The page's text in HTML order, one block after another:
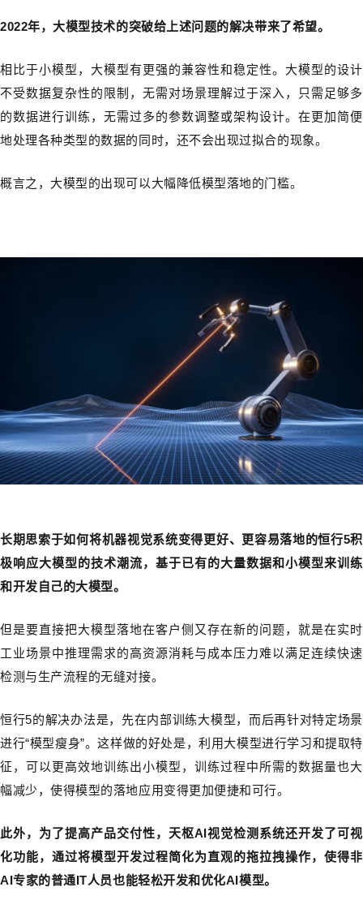
2022年，大模型技术的突破给上述问题的解决带来了希望。
相比于小模型，大模型有更强的兼容性和稳定性。大模型的设计
不受数据复杂性的限制，无需对场景理解过于深入，只需足够多
的数据进行训练，无需过多的参数调整或架构设计。在更加简便
地处理各种类型的数据的同时，还不会出现过拟合的现象。
概言之，大模型的出现可以大幅降低模型落地的门槛。
长期思索于如何将机器视觉系统变得更好、更容易落地的恒行5积
极响应大模型的技术潮流，基于已有的大量数据和小模型来训练
和开发自己的大模型。
但是要直接把大模型落地在客户侧又存在新的问题，就是在实时
工业场景中推理需求的高资源消耗与成本压力难以满足连续快速
检测与生产流程的无缝对接。
恒行5的解决办法是，先在内部训练大模型，而后再针对特定场景
进行“模型瘦身”。这样做的好处是，利用大模型进行学习和提取特
征，可以更高效地训练出小模型，训练过程中所需的数据量也大
幅减少，使得模型的落地应用变得更加便捷和可行。
此外，为了提高产品交付性，天枢AI视觉检测系统还开发了可视
化功能，通过将模型开发过程简化为直观的拖拉拽操作，使得非
AI专家的普通IT人员也能轻松开发和优化AI模型。